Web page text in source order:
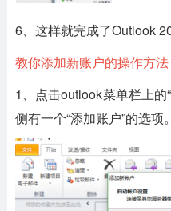
6、这样就完成了Outlook
教你添加新账户的操作方法
1、点击outlook菜单栏上
侧有一个“添加账户”的选项。